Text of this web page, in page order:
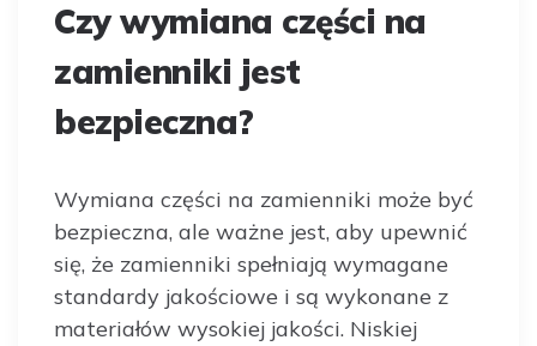
Czy wymiana części na
zamienniki jest
bezpieczna?
Wymiana części na zamienniki może być
bezpieczna, ale ważne jest, aby upewnić
się, że zamienniki spełniają wymagane
standardy jakościowe i są wykonane z
materiałów wysokiej jakości. Niskiej